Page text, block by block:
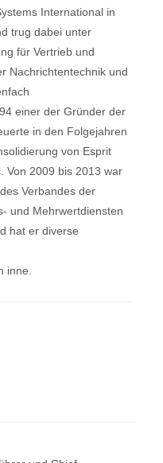
International in
trug dabei unter
für Vertrieb und
Nachrichtentechnik und
einer der Gründer der
in den Folgejahren
von Esprit
Von 2009 bis 2013 war
Verbandes der
und Mehrwertdiensten
hat er diverse
inne.